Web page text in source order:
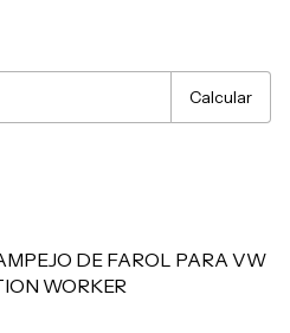
Calcular
DE FAROL PARA VW
WORKER